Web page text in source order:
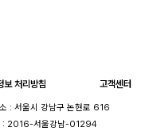
보 처리방침 고객센터
: 서울시 강남구 논현로 616
: 2016-서울강남-01294